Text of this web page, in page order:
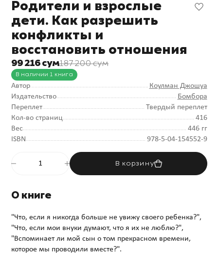
Родители и взрослые
дети. Как разрешить
конфликты и
восстановить отношения
99 216 сум187 200 сум
В наличии 1 книга
Автор
Коулман Джошуа
Издательство
Бомбора
Переплет
Твердый переплет
Кол-во страниц
416
Вес
446 гг
ISBN
978-5-04-154552-9
В корзину
О книге
"Что, если я никогда больше не увижу своего ребенка?",
"Что, если мои внуки думают, что я их не люблю?",
"Вспоминает ли мой сын о том прекрасном времени,
которое мы проводили вместе?".